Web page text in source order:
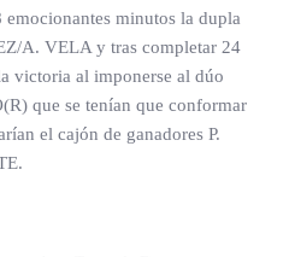
minutos la dupla
A. VELA y tras completar 24
victoria al imponerse al dúo
que se tenían que conformar
el cajón de ganadores P.